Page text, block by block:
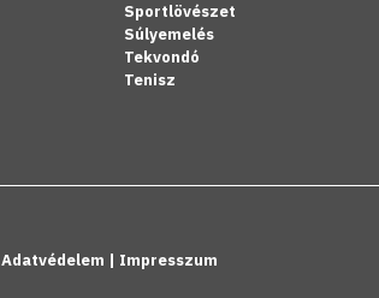
Sportlövészet
Súlyemelés
Tekvondó
Tenisz
Adatvédelem | Impresszum